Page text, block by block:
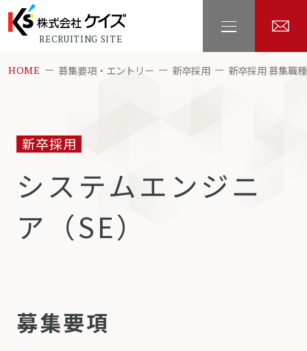
RECRUITING SITE
HOME 募集要項・エントリー 新卒採用 新卒採用 募集職
新卒採用
システムエンジニ
ア（SE）
募集要項